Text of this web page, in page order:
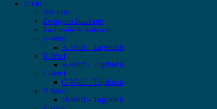
Zucht
Der Flat
Zwingerschutzkarte
Zuchtziele & Aufzucht
A-Wurf
A-Wurf – Tagebuch
B-Wurf
B-Wurf – Tagebuch
C-Wurf
C-Wurf – Tagebuch
D-Wurf
D-Wurf – Tagebuch